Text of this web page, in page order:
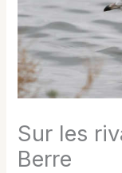
Sur les
Berre